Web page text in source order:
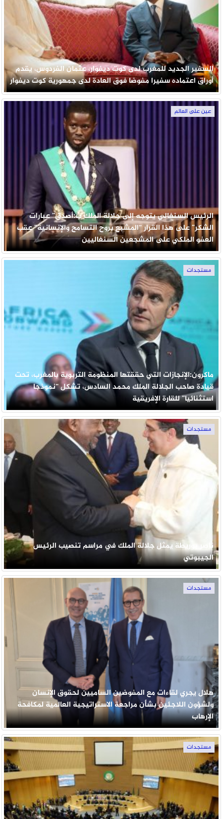
السفير الجديد للمغرب لدى كوت ديفوار، عثمان الفردوس، يقدم
أوراق اعتماده سفيرا مفوضا فوق العادة لدى جمهورية كوت ديفوار
عين على العالم
الرئيس السنغالي يتوجه إلى جلالة الملك ب:أصدق” عبارات
الشكر” على هذا القرار “المشبع بروح التسامح والإنسانية” عقب
العفو الملكي على المشجعين السنغاليين
مستجدات
ماكرون:الإنجازات التي حققتها المنظومة التربوية بالمغرب، تحت
قيادة صاحب الجلالة الملك محمد السادس، تشكل “نموذجا
استثنائيا” للقارة الإفريقية
مستجدات
ناصر بوريطة يمثل جلالة الملك في مراسم تنصيب الرئيس
الجيبوتي
مستجدات
هلال يجري لقاءات مع المفوضين الساميين لحقوق الإنسان
ولشؤون اللاجئين بشأن مراجعة الاستراتيجية العالمية لمكافحة
الإرهاب
مستجدات